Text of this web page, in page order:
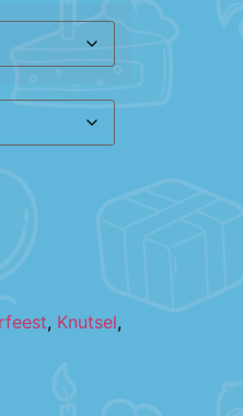
, Knutsel,